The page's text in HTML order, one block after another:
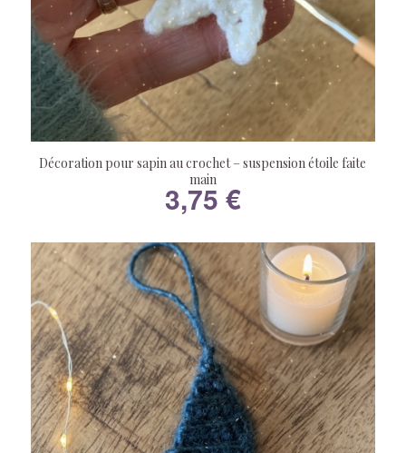
Décoration pour sapin au crochet – suspension étoile faite
main
3,75 €